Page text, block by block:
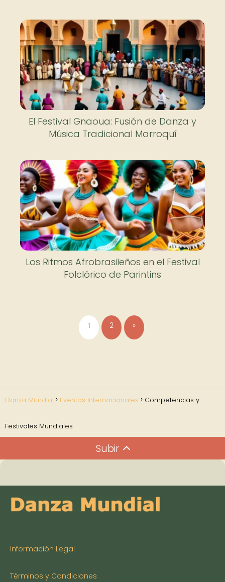
El Festival Gnaoua: Fusión de Danza y
Música Tradicional Marroquí
Los Ritmos Afrobrasileños en el Festival
Folclórico de Parintins
1 2 »
Danza Mundial Eventos Internacionales Competencias y
Festivales Mundiales
Subir
Información Legal
Términos y Condiciones